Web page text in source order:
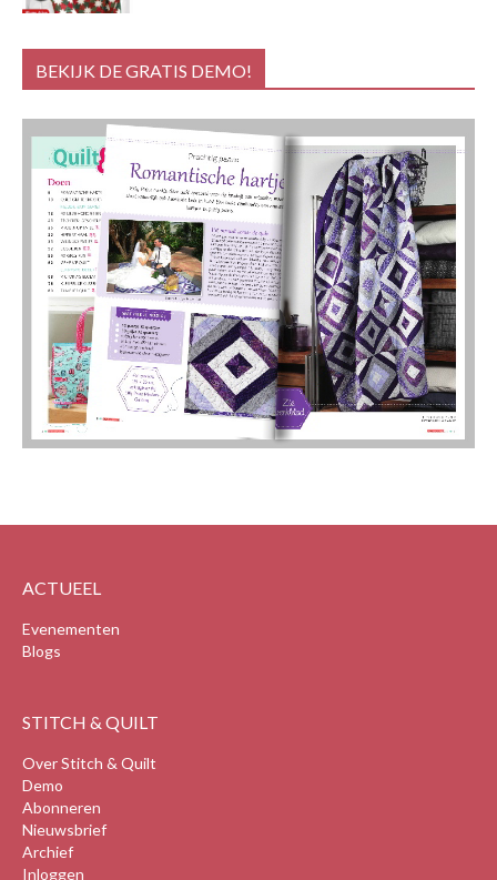
BEKIJK DE GRATIS DEMO!
ACTUEEL
Evenementen
Blogs
STITCH & QUILT
Over Stitch & Quilt
Demo
Abonneren
Nieuwsbrief
Archief
Inloggen